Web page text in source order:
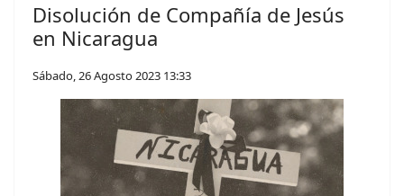
Disolución de Compañía de Jesús
en Nicaragua
Sábado, 26 Agosto 2023 13:33